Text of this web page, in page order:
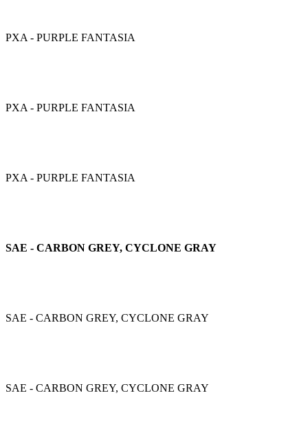
PXA - PURPLE FANTASIA
PXA - PURPLE FANTASIA
PXA - PURPLE FANTASIA
SAE - CARBON GREY, CYCLONE GRAY
SAE - CARBON GREY, CYCLONE GRAY
SAE - CARBON GREY, CYCLONE GRAY